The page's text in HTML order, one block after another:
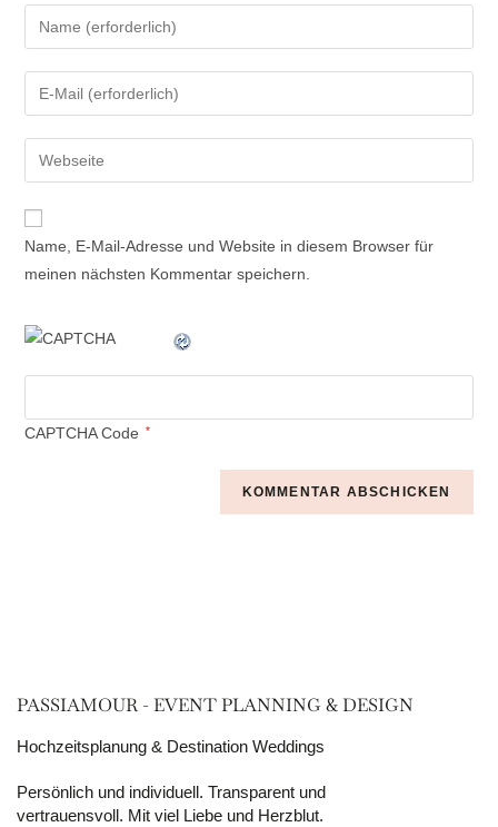
Name, E-Mail-Adresse und Website in diesem Browser für
meinen nächsten Kommentar speichern.
CAPTCHA Code *
PASSIAMOUR - EVENT PLANNING & DESIGN
Hochzeitsplanung & Destination Weddings
Persönlich und individuell. Transparent und
vertrauensvoll. Mit viel Liebe und Herzblut.